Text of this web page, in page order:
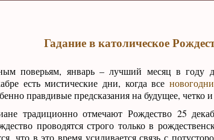
Гадание в католическое
поверьям, январь – лучший месяц в году
есть мистические дни, когда все
правдивые предсказания на будущее, четко
традиционно отмечают Рождество 25
проводятся строго только в
что в это время усиливается связь с